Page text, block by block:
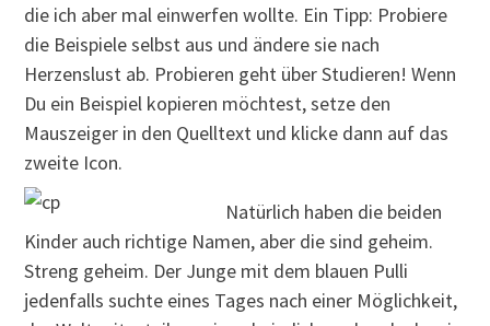
die ich aber mal einwerfen wollte. Ein Tipp: Probiere
die Beispiele selbst aus und ändere sie nach
Herzenslust ab. Probieren geht über Studieren! Wenn
Du ein Beispiel kopieren möchtest, setze den
Mauszeiger in den Quelltext und klicke dann auf das
zweite Icon.
Natürlich haben die beiden
Kinder auch richtige Namen, aber die sind geheim.
Streng geheim. Der Junge mit dem blauen Pulli
jedenfalls suchte eines Tages nach einer Möglichkeit,